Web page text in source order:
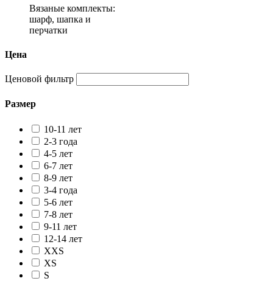
Вязаные комплекты:
шарф, шапка и
перчатки
Цена
Ценовой фильтр
Размер
10-11 лет
2-3 года
4-5 лет
6-7 лет
8-9 лет
3-4 года
5-6 лет
7-8 лет
9-11 лет
12-14 лет
XXS
XS
S